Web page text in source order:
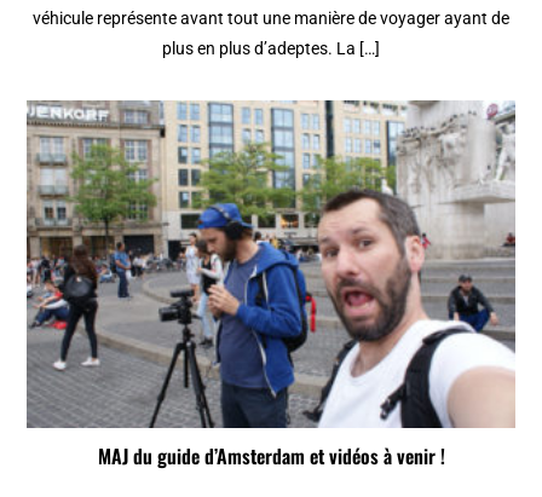
véhicule représente avant tout une manière de voyager ayant de
plus en plus d’adeptes. La […]
MAJ du guide d’Amsterdam et vidéos à venir !